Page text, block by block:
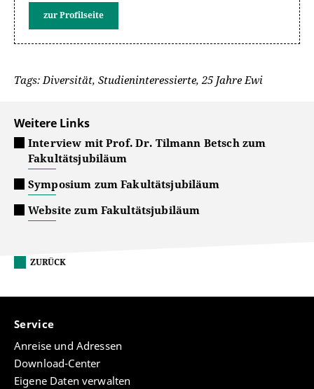
zur Profilseite
Tags: Diversität, Studieninteressierte, 25 Jahre Ewi
Weitere Links
Interview mit Prof. Dr. Tilmann Betsch zum
Fakultätsjubiläum
Symposium zum Fakultätsjubiläum
Website zum Fakultätsjubiläum
ZURÜCK
Service
Anreise und Adressen
Download-Center
Eigene Daten verwalten